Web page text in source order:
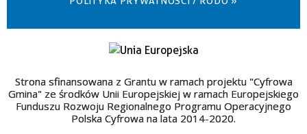
Strona sfinansowana z Grantu w ramach projektu "Cyfrowa
Gmina" ze środków Unii Europejskiej w ramach Europejskiego
Funduszu Rozwoju Regionalnego Programu Operacyjnego
Polska Cyfrowa na lata 2014-2020.